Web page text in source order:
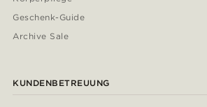
Geschenk-Guide
Archive Sale
KUNDENBETREUUNG